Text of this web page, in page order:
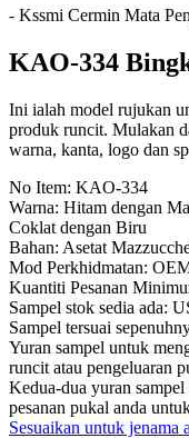
- Kssmi Cermin Mata
KAO-334
Ini ialah model rujukan
produk runcit. Mulakan
warna, kanta, logo dan
No Item: KAO-334
Warna: Hitam dengan
Coklat dengan Biru
Bahan: Asetat
Mod Perkhidmatan:
Kuantiti Pesanan
Sampel stok sedia ada:
Sampel tersuai
Yuran sampel untuk
runcit atau pengeluaran
Kedua-dua yuran sampel
pesanan pukal anda
Sesuaikan untuk jenama